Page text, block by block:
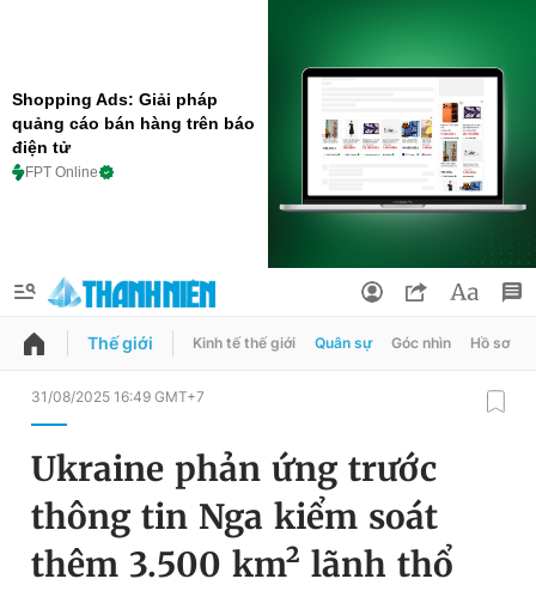
Shopping Ads: Giải pháp
quảng cáo bán hàng trên báo
điện tử
FPT Online
QUẢNG CÁO
Chuyên mục
Chuyên mục khác
Đổi mật khẩu
Tin đã lưu
Thế giới Kinh tế thế giới Quân sự Góc nhìn Hồ sơ
31/08/2025 16:49 GMT+7
Ukraine phản ứng trước
thông tin Nga kiểm soát
thêm 3.500 km² lãnh thổ